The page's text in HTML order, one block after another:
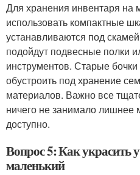
Для хранения инвентаря на
использовать компактные
устанавливаются под
подойдут подвесные полки
инструментов. Старые
обустроить под хранение
материалов. Важно все
ничего не занимало лишнее
доступно.
Вопрос 5: Как украсить
маленький